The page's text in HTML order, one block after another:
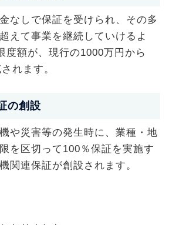
なしで保証を受けられ、その多
えて事業を継続していけるよ
度額が、現行の1000万円から
れます。
の創設
や災害等の発生時に、業種・地
を区切って100％保証を実施す
関連保証が創設されます。